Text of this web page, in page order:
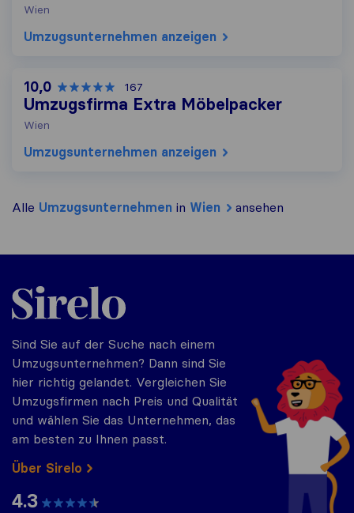
Wien
Umzugs​unternehmen anzeigen
10,0 167
Umzugsfirma Extra Möbelpacker
Wien
Umzugs​unternehmen anzeigen
Alle Umzugs​unternehmen in Wien ansehen
Sirelo.at
Sind Sie auf der Suche nach einem
Umzugsunternehmen? Dann sind Sie
hier richtig gelandet. Vergleichen Sie
Umzugsfirmen nach Preis und Qualität
und wählen Sie das Unternehmen, das
am besten zu Ihnen passt.
Über Sirelo
4.3